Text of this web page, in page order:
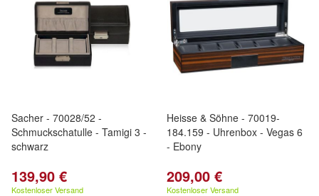
Sacher - 70028/52 -
Schmuckschatulle - Tamigi 3 -
schwarz
139,90 €
Kostenloser Versand
Heisse & Söhne - 70019-
184.159 - Uhrenbox - Vegas 6
- Ebony
209,00 €
Kostenloser Versand